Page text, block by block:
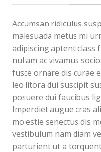
Accumsan ridiculus
malesuada metus mi
adipiscing aptent class
nullam ac vivamus
fusce ornare dis curae
leo litora dui suscipit
posuere dui faucibus
Imperdiet augue cras
molestie senectus dis
vestibulum nam diam
parturient ut a